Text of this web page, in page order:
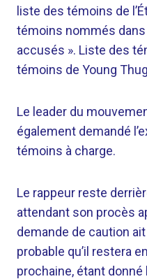
liste des témoins de
témoins nommés dans
accusés ». Liste des
témoins de Young
Le leader du
également demandé
témoins à charge.
Le rappeur reste
attendant son procès
demande de caution
probable qu’il restera
prochaine, étant